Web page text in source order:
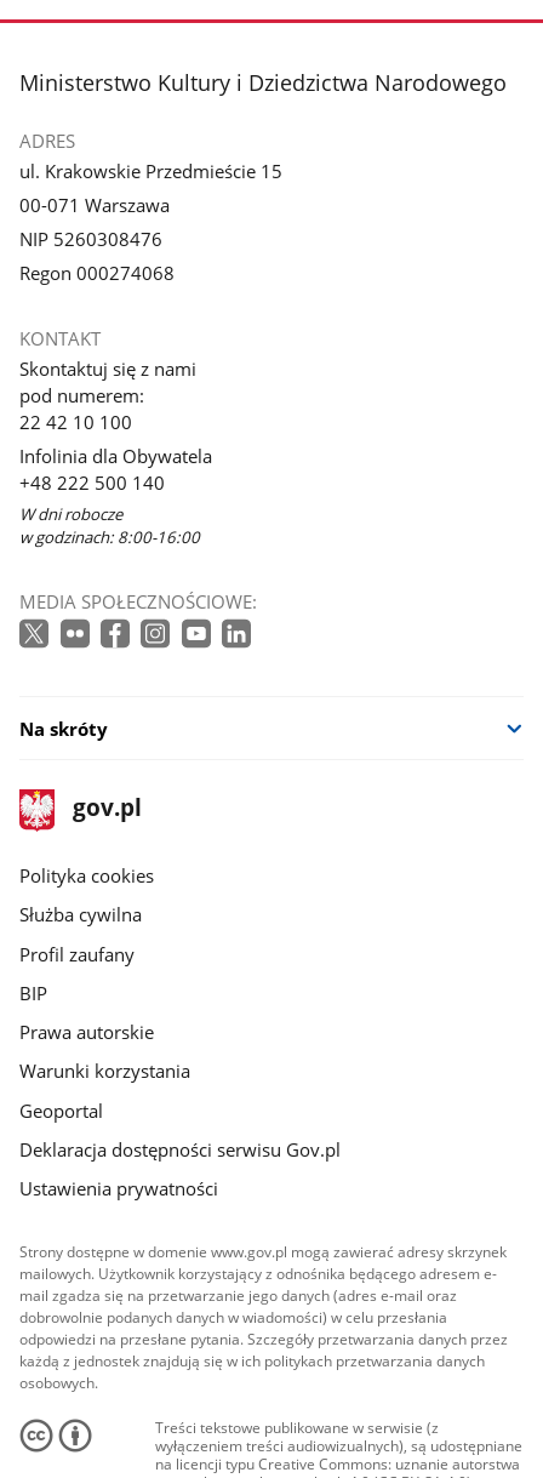
zdjęcie
galerii.
zdjęcie
z
galerii.
stopka
Ministerstwo Kultury i Dziedzictwa Narodowego
ADRES
ul. Krakowskie Przedmieście 15
00-071 Warszawa
NIP 5260308476
Regon 000274068
KONTAKT
Skontaktuj się z nami
pod numerem:
22 42 10 100
Infolinia dla Obywatela
+48 222 500 140
W dni robocze
w godzinach: 8:00-16:00
MEDIA SPOŁECZNOŚCIOWE:
Na skróty
stopka
gov.pl
Strona
gov.pl
gov.pl
Polityka cookies
Służba cywilna
Profil zaufany
BIP
Prawa autorskie
Warunki korzystania
Geoportal
Deklaracja dostępności serwisu Gov.pl
Ustawienia prywatności
Strony dostępne w domenie www.gov.pl mogą zawierać adresy skrzynek
mailowych. Użytkownik korzystający z odnośnika będącego adresem e-
mail zgadza się na przetwarzanie jego danych (adres e-mail oraz
dobrowolnie podanych danych w wiadomości) w celu przesłania
odpowiedzi na przesłane pytania. Szczegóły przetwarzania danych przez
każdą z jednostek znajdują się w ich politykach przetwarzania danych
osobowych.
Treści tekstowe publikowane w serwisie (z
wyłączeniem treści audiowizualnych), są udostępniane
na licencji typu Creative Commons: uznanie autorstwa